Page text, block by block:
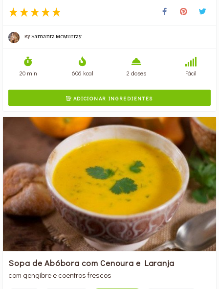
BySamanta McMurray
20 min 606 kcal 2 doses Fácil
ADICIONAR INGREDIENTES
Sopa de Abóbora com Cenoura e Laranja
com gengibre e coentros frescos